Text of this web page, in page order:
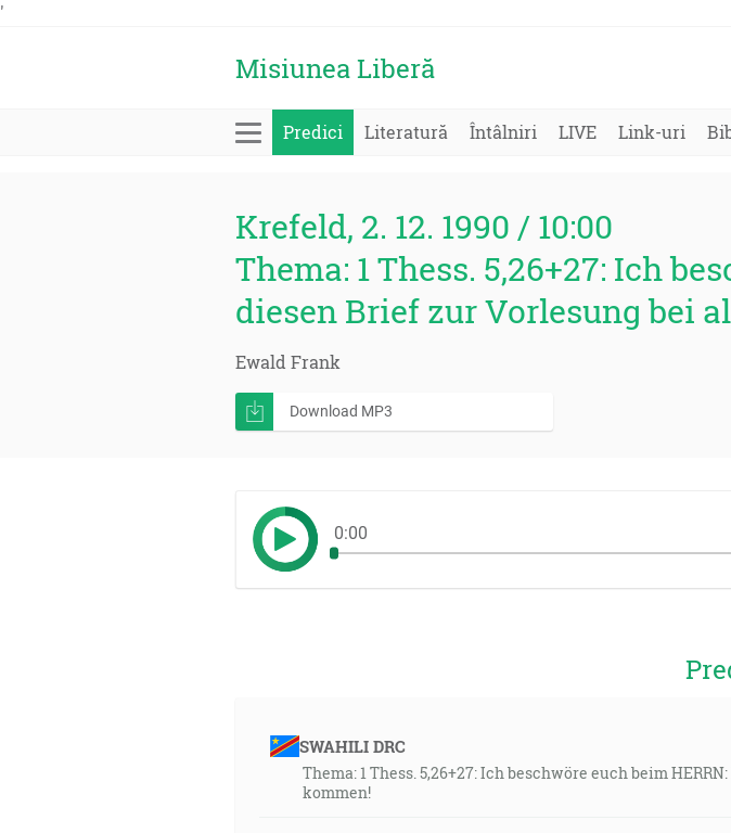
'
Misiunea Liberă
Predici Literatură Întâlniri LIVE Link-uri
Krefeld, 2. 12. 1990 / 10:00
Thema: 1 Thess. 5,26+27: Ich
diesen Brief zur Vorlesung bei
Ewald Frank
Download MP3
0:00
SWAHILI DRC
Thema: 1 Thess. 5,26+27: Ich beschwöre euch beim
kommen!